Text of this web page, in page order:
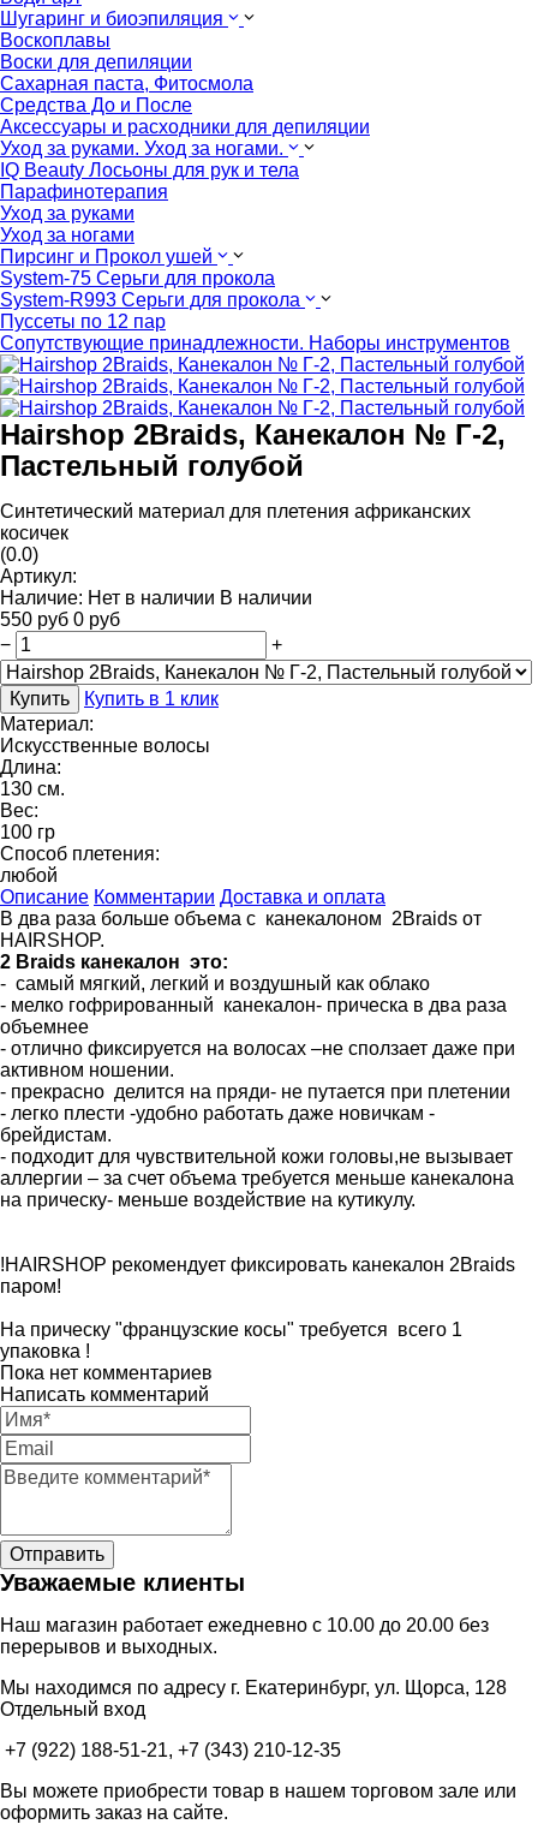
Шугаринг и биоэпиляция
Воскоплавы
Воски для депиляции
Сахарная паста, Фитосмола
Средства До и После
Аксессуары и расходники для депиляции
Уход за руками. Уход за ногами.
IQ Beauty Лосьоны для рук и тела
Парафинотерапия
Уход за руками
Уход за ногами
Пирсинг и Прокол ушей
System-75 Серьги для прокола
System-R993 Серьги для прокола
Пуссеты по 12 пар
Cопутствующие принадлежности. Наборы инструментов
Hairshop 2Braids, Канекалон № Г-2,
Пастельный голубой
Cинтетический материал для плетения африканских
косичек
(0.0)
Артикул:
Наличие: Нет в наличии В наличии
550 руб 0 руб
−
+
Купить
Купить в 1 клик
Материал:
Искусственные волосы
Длина:
130 см.
Вес:
100 гр
Способ плетения:
любой
Описание Комментарии Доставка и оплата
В два раза больше объема с канекалоном 2Braids от
HAIRSHOP.
2 Braids канекалон это:
- самый мягкий, легкий и воздушный как облако
- мелко гофрированный канекалон- прическа в два раза
объемнее
- отлично фиксируется на волосах –не сползает даже при
активном ношении.
- прекрасно делится на пряди- не путается при плетении
- легко плести -удобно работать даже новичкам -
брейдистам.
- подходит для чувствительной кожи головы,не вызывает
аллергии – за счет объема требуется меньше канекалона
на прическу- меньше воздействие на кутикулу.
!HAIRSHOP рекомендует фиксировать канекалон 2Braids
паром!
На прическу "французские косы" требуется всего 1
упаковка !
Пока нет комментариев
Написать комментарий
Уважаемые клиенты
Наш магазин работает ежедневно с 10.00 до 20.00 без
перерывов и выходных.
Мы находимся по адресу г. Екатеринбург, ул. Щорса, 128
Отдельный вход
+7 (922) 188-51-21, +7 (343) 210-12-35
Вы можете приобрести товар в нашем торговом зале или
оформить заказ на сайте.